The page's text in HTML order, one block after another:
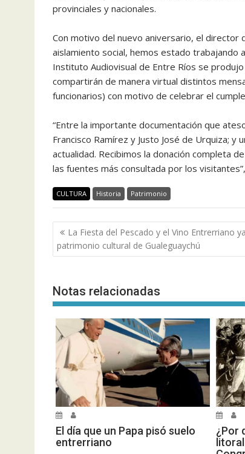
provinciales y nacionales.
Con motivo del nuevo aniversario, el director
aislamiento social, hemos estado trabajando
Instituto Audiovisual de Entre Ríos se
compartirán de manera virtual distintos
funcionarios) con motivo de celebrar el
“Entre la importante documentación que
Francisco Ramírez y Justo José de Urquiza;
actualidad. Recibimos la donación completa
las fuentes más consultada por los
CULTURA Historia Patrimonio
Navegación
de
entradas
La Fiesta del Pescado y el Vino Entrerriano
patrimonio cultural de Gualeguaychú
Notas relacionadas
El día que un Papa pisó suelo
entrerriano
¿Por